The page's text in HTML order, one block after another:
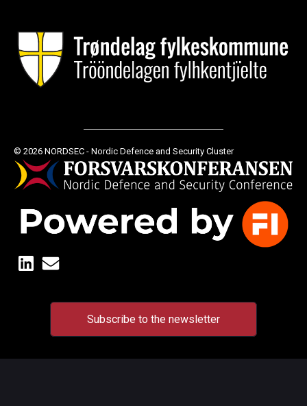
© 2026 NORDSEC - Nordic Defence and Security Cluster
Subscribe to the newsletter